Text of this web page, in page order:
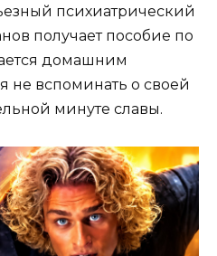
психиатрический
получает пособие по
домашним
не вспоминать о своей
минуте славы.